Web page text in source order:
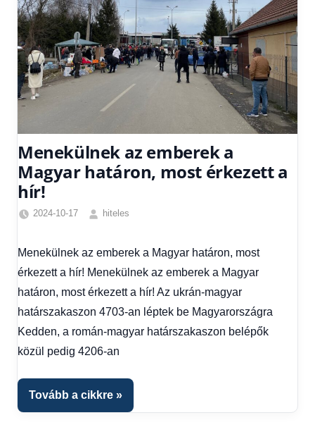
Menekülnek az emberek a
Magyar határon, most érkezett a
hír!
2024-10-17
hiteles
hírek,
Hírek,
Hírek
Menekülnek az emberek a Magyar határon, most
érkezett a hír! Menekülnek az emberek a Magyar
határon, most érkezett a hír! Az ukrán-magyar
határszakaszon 4703-an léptek be Magyarországra
Kedden, a román-magyar határszakaszon belépők
közül pedig 4206-an
Tovább a cikkre